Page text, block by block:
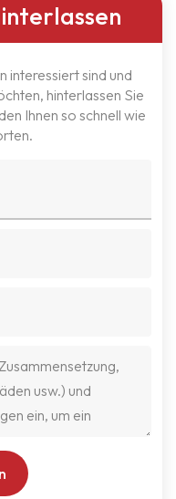
interessiert sind und
hinterlassen Sie
Ihnen so schnell wie